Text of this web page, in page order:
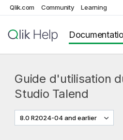
Qlik.com Community Learning
Guide d'utilisation
Studio Talend
8.0 R2024-04 and earlier